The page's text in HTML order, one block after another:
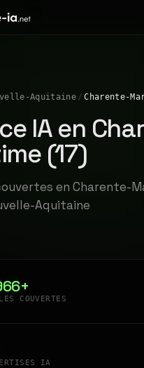
Aquitaine / Charente-
IA en
(17)
en Charente-
Aquitaine
COUVERTES
IA